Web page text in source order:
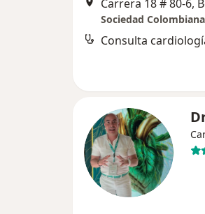
Carrera 18 # 80-6,
Sociedad
Consulta